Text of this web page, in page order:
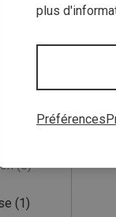
(15)
(0)
(1)
plus
Préférences